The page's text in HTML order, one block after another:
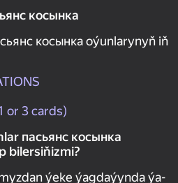
косынка
косынка oýunlarynyň iň
or 3 cards)
пасьянс косынка
bilersiňizmi?
ýeke ýagdaýynda ýa-